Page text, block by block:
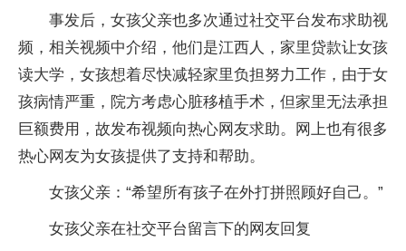
事发后，女孩父亲也多次通过社交平台发布求助视
频，相关视频中介绍，他们是江西人，家里贷款让女孩
读大学，女孩想着尽快减轻家里负担努力工作，由于女
孩病情严重，院方考虑心脏移植手术，但家里无法承担
巨额费用，故发布视频向热心网友求助。网上也有很多
热心网友为女孩提供了支持和帮助。
女孩父亲：“希望所有孩子在外打拼照顾好自己。”
女孩父亲在社交平台留言下的网友回复